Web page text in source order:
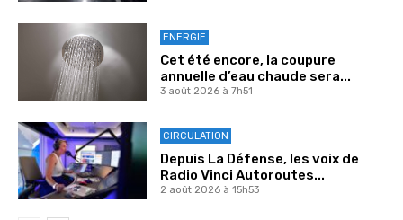
ENERGIE
Cet été encore, la coupure
annuelle d’eau chaude sera...
3 août 2026 à 7h51
CIRCULATION
Depuis La Défense, les voix de
Radio Vinci Autoroutes...
2 août 2026 à 15h53